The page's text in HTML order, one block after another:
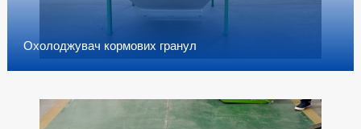
Охолоджувач кормових гранул